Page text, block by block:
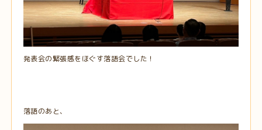
発表会の緊張感をほぐす落語会でした！
落語のあと、